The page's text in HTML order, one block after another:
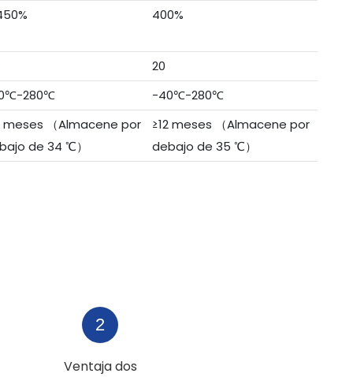
400%
20
280℃
-40℃-280℃
meses （Almacene por
de 34 ℃）
≥12 meses （Almacene por
debajo de 35 ℃）
2
Ventaja dos